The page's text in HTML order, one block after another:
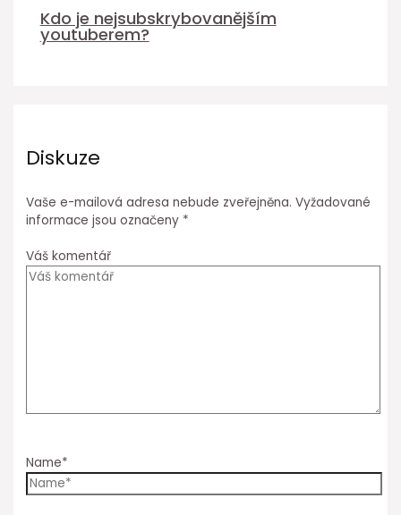
Kdo je nejsubskrybovanějším
youtuberem?
Diskuze
Vaše e-mailová adresa nebude zveřejněna. Vyžadované
informace jsou označeny *
Váš komentář
Name*